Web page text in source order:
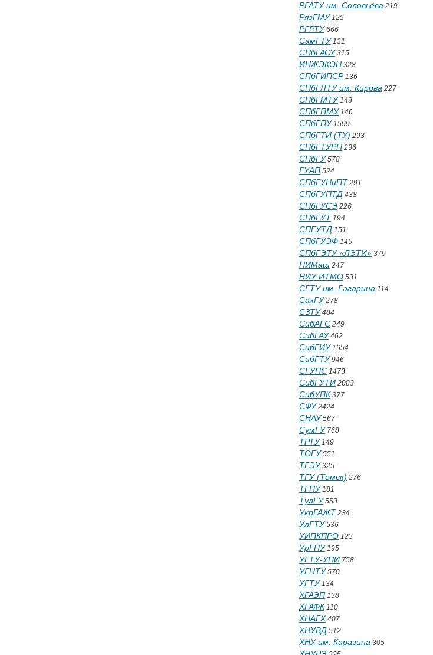
РГАТУ им. Соловьёва 219
РязГМУ125
РГРТУ666
СамГТУ131
СПбГАСУ315
ИНЖЭКОН 328
СПбГИПСР136
СПбГЛТУ им. Кирова 227
СПбГМТУ143
СПбГПМУ146
СПбГПУ1599
СПбГТИ (ТУ) 293
СПбГТУРП 236
СПбГУ578
ГУАП 524
СПбГУНиПТ 291
СПбГУПТД 438
СПбГУСЭ 226
СПбГУТ 194
СПГУТД 151
СПбГУЭФ 145
СПбГЭТУ «ЛЭТИ» 379
ПИМаш 247
НИУ ИТМО 531
СГТУ им. Гагарина 114
СахГУ278
СЗТУ484
СибАГС 249
СибГАУ462
СибГИУ1654
СибГТУ946
СГУПС 1473
СибГУТИ 2083
СибУПК 377
СФУ2424
СНАУ567
СумГУ768
ТРТУ149
ТОГУ551
ТГЭУ325
ТГУ (Томск) 276
ТГПУ181
ТулГУ553
УкрГАЖТ 234
УлГТУ536
УИПКПРО 123
УрГПУ195
УГТУ-УПИ 758
УГНТУ570
УГТУ134
ХГАЭП 138
ХГАФК 110
ХНАГХ 407
ХНУВД 512
ХНУ им. Каразина 305